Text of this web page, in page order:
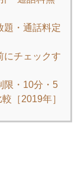
題・通話料定
にチェックす
限・10分・5
［2019年］